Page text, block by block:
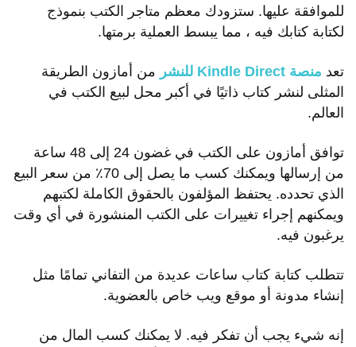
للموافقة عليها. ستزودك معظم متاجر الكتب بنموذج
لكتابة كتابك فيه ، مما يبسط العملية برمتها.
تعد منصة Kindle Direct للنشر
من أمازون الطريقة
المثلى لنشر كتاب ذاتيًا في أكبر محل لبيع الكتب في
العالم.
توافق أمازون على الكتب في غضون 24 إلى 48 ساعة
من إرسالها ويمكنك كسب ما يصل إلى 70٪ من سعر البيع
الذي تحدده. يحتفظ المؤلفون بالحقوق الكاملة لكتبهم
ويمكنهم إجراء تغييرات على الكتب المنشورة في أي وقت
يرغبون فيه.
تتطلب كتابة كتاب ساعات عديدة من التفاني تمامًا مثل
إنشاء مدونة أو موقع ويب خاص بالعضوية.
إنه شيء يجب أن تفكر فيه. لا يمكنك كسب المال من